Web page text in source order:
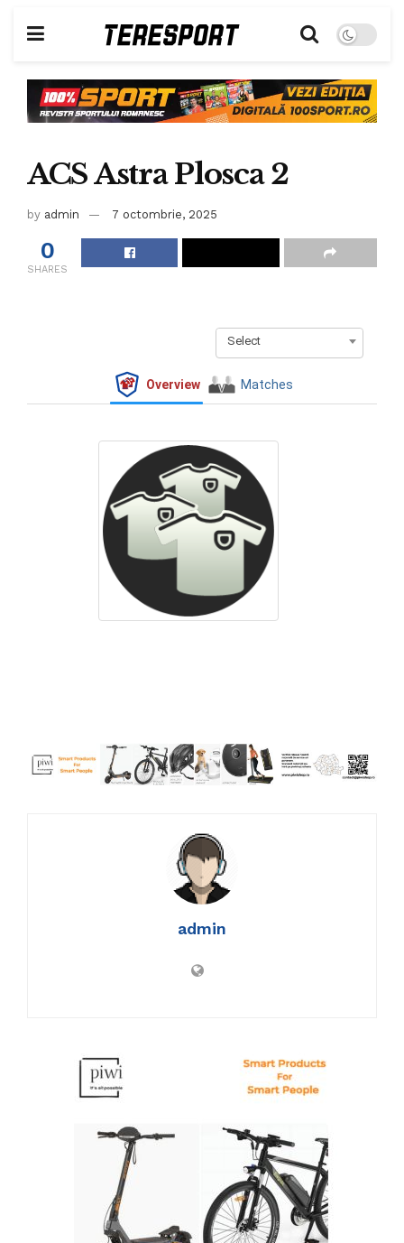
ACS Astra Plosca 2
by admin 7 octombrie, 2025
0
SHARES
Select
Overview Matches
admin